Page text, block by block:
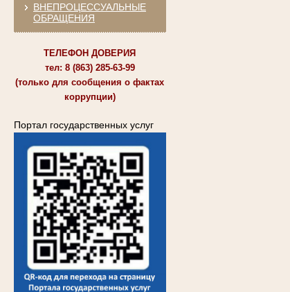
ВНЕПРОЦЕССУАЛЬНЫЕ
ОБРАЩЕНИЯ
ТЕЛЕФОН ДОВЕРИЯ
тел: 8 (863) 285-63-99
(только для сообщения о фактах
коррупции)
Портал государственных услуг